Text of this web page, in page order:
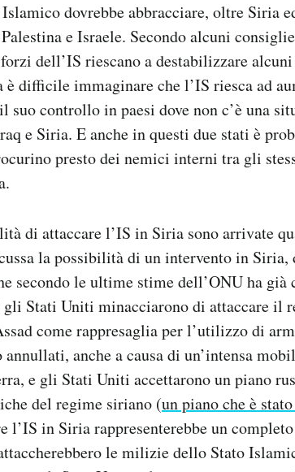
dovrebbe abbracciare, oltre Siria
e Israele. Secondo alcuni
dell’IS riescano a destabilizzare
difficile immaginare che l’IS riesca ad
controllo in paesi dove non c’è una
e Siria. E anche in questi due stati è
presto dei nemici interni tra gli
di attaccare l’IS in Siria sono arrivate
la possibilità di un intervento in Siria,
secondo le ultime stime dell’ONU ha già
Stati Uniti minacciarono di attaccare il
come rappresaglia per l’utilizzo di
anche a causa di un’intensa
e gli Stati Uniti accettarono un piano
del regime siriano (un piano che è
l’IS in Siria rappresenterebbe un
le milizie dello Stato